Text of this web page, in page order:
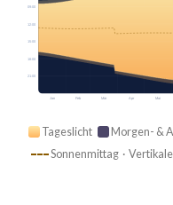
Jan Feb Mär Apr Mai
09:00
12:00
15:00
18:00
21:00
Tageslicht Morgen- &
Sonnenmittag ·